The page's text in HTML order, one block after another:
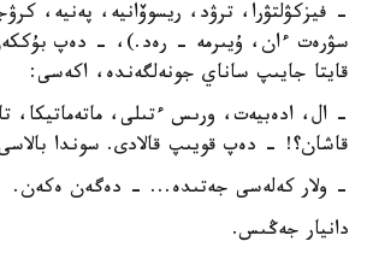
- فيزكۋلتۋرا، ترۋد، ريسوۆانيە، پەنيە،
سۋرەت ءان، ۇيىرمە - رەد.)، - دەپ
قايتا جايىپ ساناي جونەلگەندە، اكەسى:
- ال، ادەبيەت، ورىس ءتىلى، ماتەماتيكا،
قاشان؟! - دەپ قويىپ قالادى. سوندا
- ولار كەلەسى جەتىدە... - دەگەن ەكەن.
دانيار جەڭىس.